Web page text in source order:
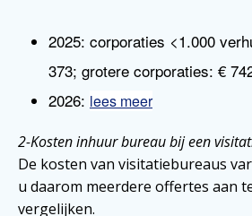
2025: corporaties <1.000
373; grotere corporaties: €
2026: lees meer
2-Kosten inhuur bureau bij een
De kosten van visitatiebureaus
u daarom meerdere offertes aan
vergelijken.